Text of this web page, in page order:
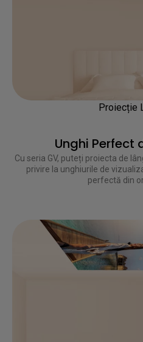
Unghi Perfect
Proiecție
Cu seria GV, puteți proiecta de
privire la unghiurile de
perfectă din